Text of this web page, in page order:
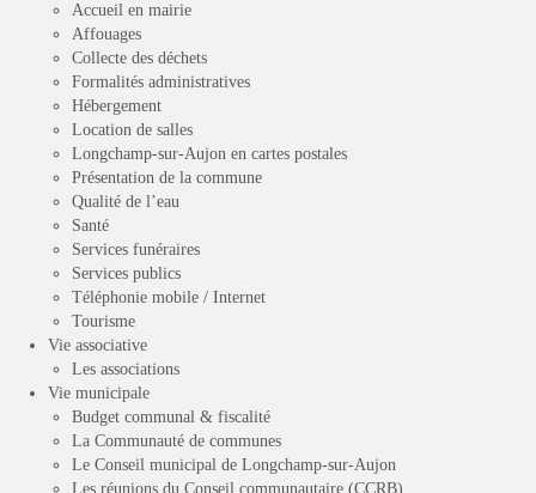
Accueil en mairie
Affouages
Collecte des déchets
Formalités administratives
Hébergement
Location de salles
Longchamp-sur-Aujon en cartes postales
Présentation de la commune
Qualité de l’eau
Santé
Services funéraires
Services publics
Téléphonie mobile / Internet
Tourisme
Vie associative
Les associations
Vie municipale
Budget communal & fiscalité
La Communauté de communes
Le Conseil municipal de Longchamp-sur-Aujon
Les réunions du Conseil communautaire (CCRB)